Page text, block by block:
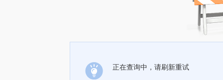
正在查询中，请刷新重试